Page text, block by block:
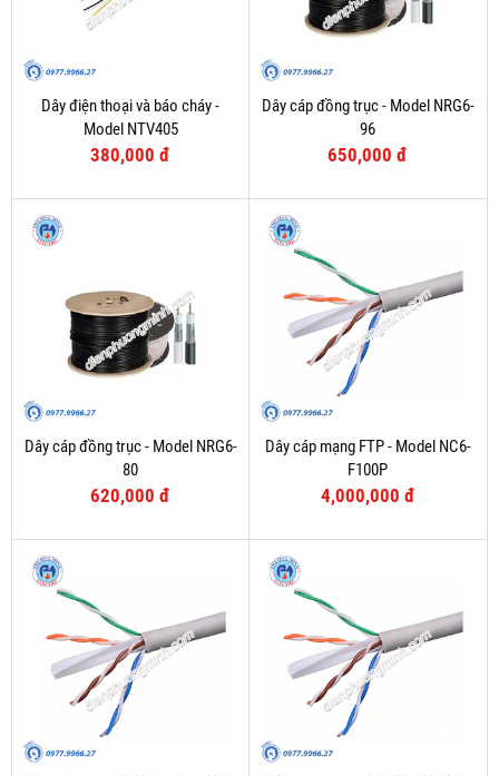
Dây điện thoại và báo cháy -
Model NTV405
380,000 đ
Dây cáp đồng trục - Model NRG6-
96
650,000 đ
Dây cáp đồng trục - Model NRG6-
80
620,000 đ
Dây cáp mạng FTP - Model NC6-
F100P
4,000,000 đ